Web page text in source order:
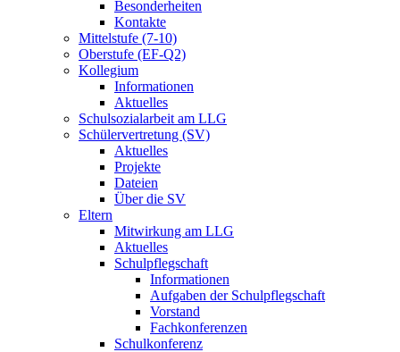
Besonderheiten
Kontakte
Mittelstufe (7-10)
Oberstufe (EF-Q2)
Kollegium
Informationen
Aktuelles
Schulsozialarbeit am LLG
Schülervertretung (SV)
Aktuelles
Projekte
Dateien
Über die SV
Eltern
Mitwirkung am LLG
Aktuelles
Schulpflegschaft
Informationen
Aufgaben der Schulpflegschaft
Vorstand
Fachkonferenzen
Schulkonferenz